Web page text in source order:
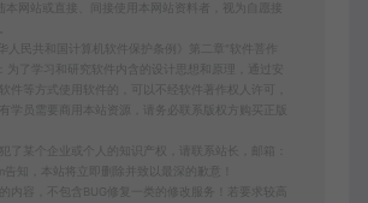
本网站或直接、间接使用本网站资料者，视为自愿接
人民共和国计算机软件保护条例》第二章"软件菩作
为了学习和研究软件内含的设计思想和原理，通过安
件等方式使用软件的，可以不经软件著作权人许可，
学员需要商用本站资源，请务必联系版权方购买正版
了某个企业或个人的知识产权，请联系站长，邮箱：
知，本站将立即删除并致以最深的歉意！
内容，不包含BUG修复一类的修改服务！若要求较高